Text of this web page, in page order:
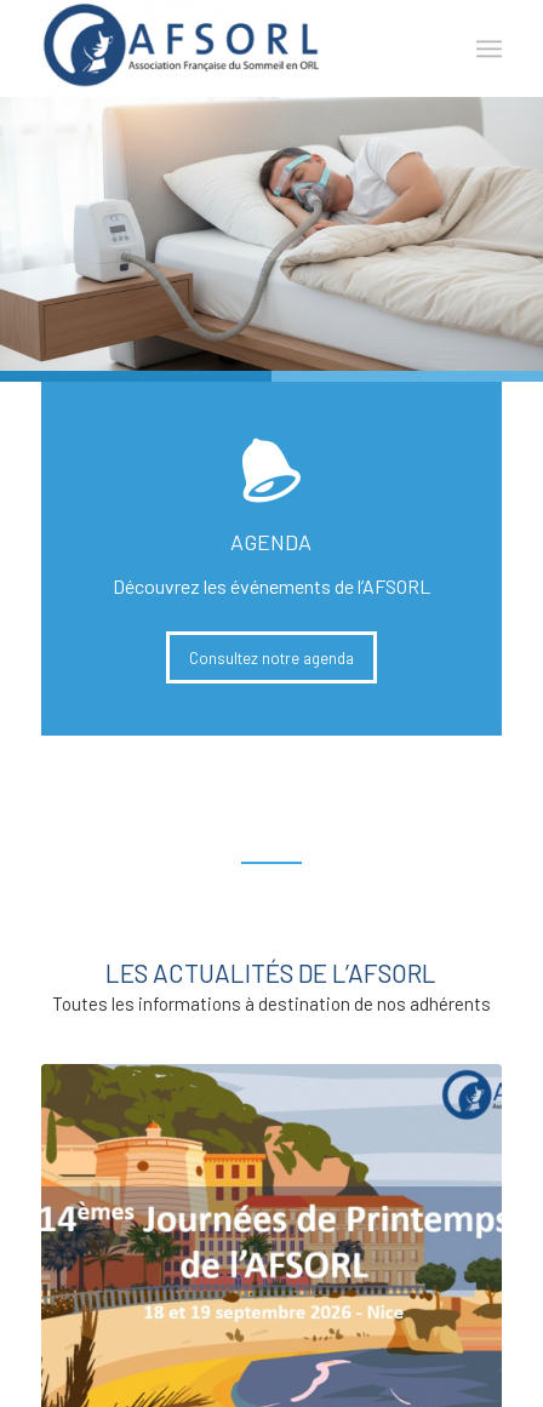
AGENDA
Découvrez les événements de l’AFSORL
Consultez notre agenda
LES ACTUALITÉS DE L’AFSORL
Toutes les informations à destination de nos adhérents